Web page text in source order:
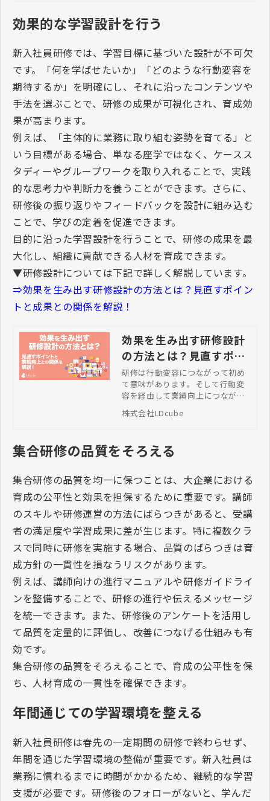
例、便利な学習プラットフォーム
効果的な学習設計を行う
新入社員研修では、学習目標に基づいた設計が不可欠
です。「何を学ばせたいか」「どのような行動変容を
期待するか」を明確にし、それに沿ったコンテンツや
手法を選ぶことで、研修の成果が可視化され、育成効
果が高まります。
例えば、「主体的に業務に取り組む姿勢を育てる」と
いう目標がある場合、単なる座学ではなく、ケースス
タディーやグループワークを取り入れることで、実践
的な思考力や判断力を養うことができます。さらに、
研修後の振り返りやフィードバックを設計に組み込む
ことで、学びの定着を促進できます。
目的に沿った学習設計を行うことで、研修の成果を最
大化し、組織に貢献できる人材を育成できます。
▼研修設計については下記で詳しく解説しています。
⇒効果を生み出す研修設計の方法とは？見直すポイン
トと成果との関係を解説！
効果を生み出す研修設計
の方法とは？見直すポイ
ントと成果との関係を解
説！
研修は行動変容につながって初め
て意味があります。そして行動変
容を経由して業績向上につながり
「研修設計」が必要です。本記事
株式会社LDcube
集合研修の品質をそろえる
集合研修の品質を均一に保つことは、大企業における
育成の公平性と効果を担保するために重要です。講師
のスキルや研修運営の方法にばらつきがあると、受講
者の満足度や学習成果に差が生じます。特に複数クラ
スで同時に研修を実施する場合、品質のばらつきは育
成方針の一貫性を損なうリスクがあります。
例えば、講師向けの進行マニュアルや研修ガイドライ
ンを整備することで、研修の進行や伝えるメッセージ
を統一できます。また、研修後のアンケートを活用し
て品質を定量的に評価し、改善につなげる仕組みも有
効です。
集合研修の品質をそろえることで、育成の公平性を保
ち、人材育成の一貫性を確保できます。
年間通じての学習環境を整える
新入社員研修は春先の一定期間の研修で終わらせず、
年間を通じた学習環境の整備が重要です。新入社員は
業務に慣れるまでに時間がかかるため、継続的な学習
支援が必要です。研修後のフォローがないと、学んだ